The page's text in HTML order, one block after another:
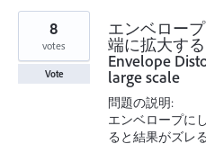
エンベロー
端に拡大す
Envelope
large scale
問題の説明:
エンベロープに
ると結果がズレる
8
votes
Vote